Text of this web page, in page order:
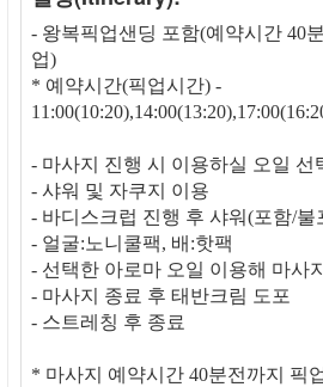
- 왕복픽업샌딩 포함(예약시간 40
업)
* 예약시간(픽업시간) -
- 마사지 진행 시 이용하실 오일 선
- 샤워 및 자쿠지 이용
- 바디스크럽 진행 후 샤워(포함/불
- 얼굴:노니쿨팩, 배:핫팩
- 선택한 아로마 오일 이용해 마사
- 마사지 종료 후 태반크림 도포
- 스트레칭 후 종료
* 마사지 예약시간 40분전까지 픽